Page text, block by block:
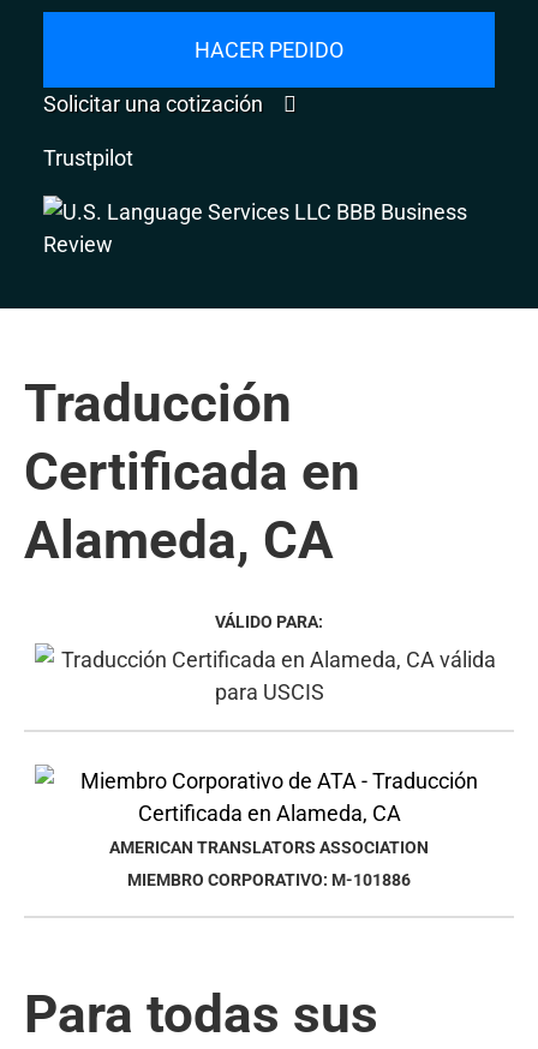
HACER PEDIDO
Solicitar una cotización
Trustpilot
Traducción
Certificada en
Alameda, CA
VÁLIDO PARA:
AMERICAN TRANSLATORS ASSOCIATION
MIEMBRO CORPORATIVO: M-101886
Para todas sus